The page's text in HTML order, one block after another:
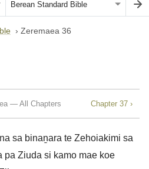
› Zeremaea 36
— All Chapters Chapter 37 ›
sa binaṉara te Zehoiakimi sa
pa Ziuda si kamo mae koe